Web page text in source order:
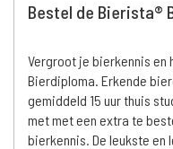
Bestel de Bierista®
Vergroot je bierkennis
Bierdiploma. Erkende
gemiddeld 15 uur thuis
met met een extra te
bierkennis. De leukste en